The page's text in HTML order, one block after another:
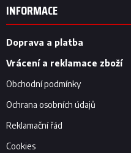
INFORMACE
Doprava a platba
Vrácení a reklamace zboží
Obchodní podmínky
Ochrana osobních údajů
Reklamační řád
Cookies